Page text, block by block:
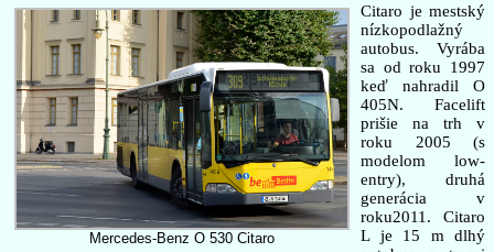
Mercedes-Benz O 530 Citaro
Citaro je mestský
nízkopodlažný
autobus. Vyrába
sa od roku 1997
keď nahradil O
405N. Facelift
prišie na trh v
roku 2005 (s
modelom low-
entry), druhá
generácia v
roku2011. Citaro
L je 15 m dlhý